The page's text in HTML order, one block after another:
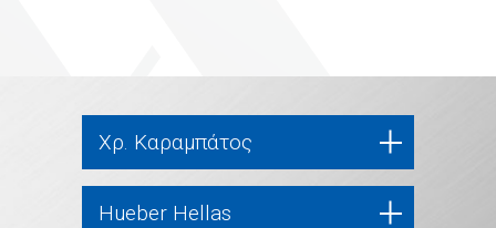
Χρ. Καραμπάτος
Hueber Hellas